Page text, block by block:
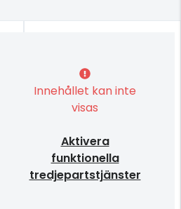
Innehållet kan inte
visas
Aktivera
funktionella
tredjepartstjänster